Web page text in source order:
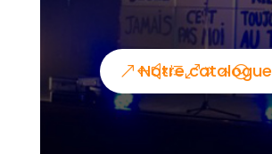
Notre catalogue